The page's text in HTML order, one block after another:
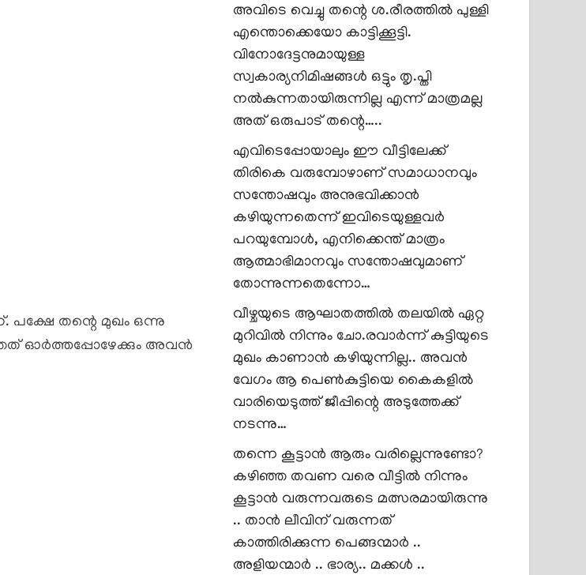
പക്ഷേ തന്റെ മുഖം ഒന്നു
ഓർത്തപ്പോഴേക്കും അവൻ
അവിടെ വെച്ചു തന്റെ ശ.രീരത്തിൽ പുള്ളി
എന്തൊക്കെയോ കാട്ടിക്കൂട്ടി.
വിനോദേട്ടനുമായുള്ള
സ്വകാര്യനിമിഷങ്ങൾ ഒട്ടും തൃ.പ്തി
നൽകുന്നതായിരുന്നില്ല എന്ന് മാത്രമല്ല
അത് ഒരുപാട് തന്റെ…..
എവിടെപ്പോയാലും ഈ വീട്ടിലേക്ക്
തിരികെ വരുമ്പോഴാണ് സമാധാനവും
സന്തോഷവും അനുഭവിക്കാൻ
കഴിയുന്നതെന്ന് ഇവിടെയുള്ളവർ
പറയുമ്പോൾ, എനിക്കെന്ത് മാത്രം
ആത്മാഭിമാനവും സന്തോഷവുമാണ്
തോന്നുന്നതെന്നോ…
വീഴ്ചയുടെ ആഘാതത്തിൽ തലയിൽ ഏറ്റ
മുറിവിൽ നിന്നും ചോ.രവാർന്ന് കുട്ടിയുടെ
മുഖം കാണാൻ കഴിയുന്നില്ല.. അവൻ
വേഗം ആ പെൺകുട്ടിയെ കൈകളിൽ
വാരിയെടുത്ത് ജീപ്പിന്റെ അടുത്തേക്ക്
നടന്നു…
തന്നെ കൂട്ടാൻ ആരും വരില്ലെന്നുണ്ടോ?
കഴിഞ്ഞ തവണ വരെ വീട്ടിൽ നിന്നും
കൂട്ടാൻ വരുന്നവരുടെ മത്സരമായിരുന്നു
.. താൻ ലീവിന് വരുന്നത്
കാത്തിരിക്കുന്ന പെങ്ങന്മാർ ..
അളിയന്മാർ .. ഭാര്യ.. മക്കൾ ..